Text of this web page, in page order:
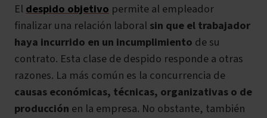
El despido objetivo permite al empleador
finalizar una relación laboral sin que el trabajador
haya incurrido en un incumplimiento de su
contrato. Esta clase de despido responde a otras
razones. La más común es la concurrencia de
causas económicas, técnicas, organizativas o de
producción en la empresa. No obstante, también